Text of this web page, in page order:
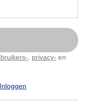
privacy- en
Inloggen
later